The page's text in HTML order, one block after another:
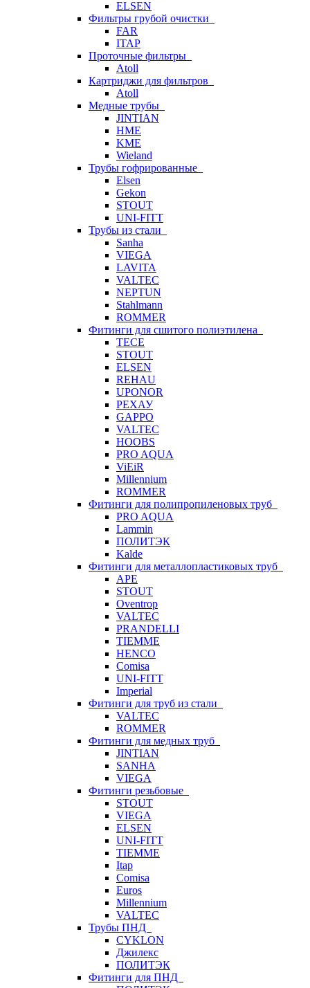
ELSEN
Фильтры грубой очистки
FAR
ITAP
Проточные фильтры
Atoll
Картриджи для фильтров
Atoll
Медные трубы
JINTIAN
HME
KME
Wieland
Трубы гофрированные
Elsen
Gekon
STOUT
UNI-FITT
Трубы из стали
Sanha
VIEGA
LAVITA
VALTEC
NEPTUN
Stahlmann
ROMMER
Фитинги для сшитого полиэтилена
TECE
STOUT
ELSEN
REHAU
UPONOR
РЕХАУ
GAPPO
VALTEC
HOOBS
PRO AQUA
ViEiR
Millennium
ROMMER
Фитинги для полипропиленовых труб
PRO AQUA
Lammin
ПОЛИТЭК
Kalde
Фитинги для металлопластиковых труб
APE
STOUT
Oventrop
VALTEC
PRANDELLI
TIEMME
HENCO
Comisa
UNI-FITT
Imperial
Фитинги для труб из стали
VALTEC
ROMMER
Фитинги для медных труб
JINTIAN
SANHA
VIEGA
Фитинги резьбовые
STOUT
VIEGA
ELSEN
UNI-FITT
TIEMME
Itap
Comisa
Euros
Millennium
VALTEC
Трубы ПНД
CYKLON
Джилекс
ПОЛИТЭК
Фитинги для ПНД